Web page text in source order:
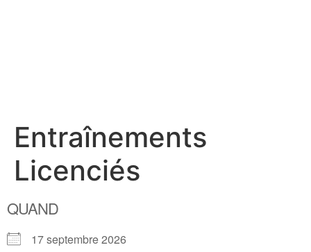
Entraînements
Licenciés
QUAND
17 septembre 2026